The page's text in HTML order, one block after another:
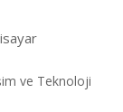
ve Teknoloji